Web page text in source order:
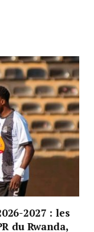
2027 : les
du Rwanda,